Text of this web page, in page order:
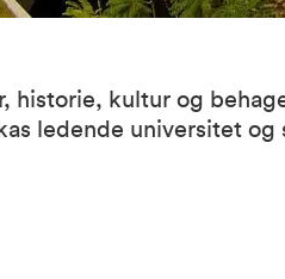
historie, kultur og
ledende universitet og